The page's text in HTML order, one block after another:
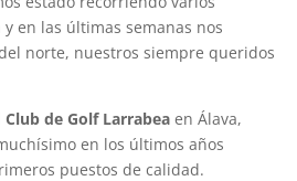
en las últimas semanas nos
norte, nuestros siempre queridos
Club de Golf Larrabea en Álava,
en los últimos años
puestos de calidad.